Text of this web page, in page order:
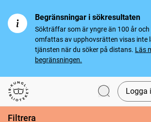
Begränsningar i sökresultaten
Sökträffar som är yngre än 100 år och
omfattas av upphovsrätten visas inte
tjänsten när du söker på distans. Läs
begränsningen.
Svenska tidningar
Logga
Filtrera